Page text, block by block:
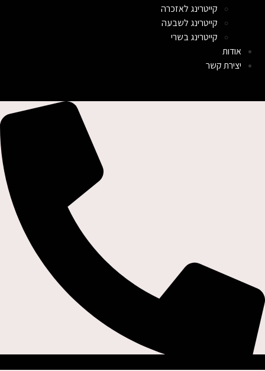
קייטרינג לאזכרה
קייטרינג לשבעה
קייטרינג בשרי
אודות
יצירת קשר